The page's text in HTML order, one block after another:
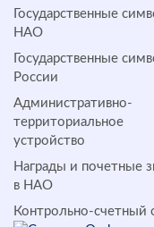
Государственные
НАО
Государственные
России
Административно-
территориальное
устройство
Награды и почетные
в НАО
Контрольно-счетный